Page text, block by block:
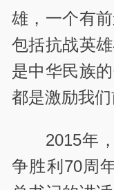
雄，一个有
包括抗战英
是中华民族
都是激励我
2015年
争胜利70周